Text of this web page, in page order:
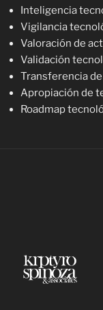
Inteligencia
Vigilancia
Valoración de
Validación
Transferencia
Apropiación de
Roadmap